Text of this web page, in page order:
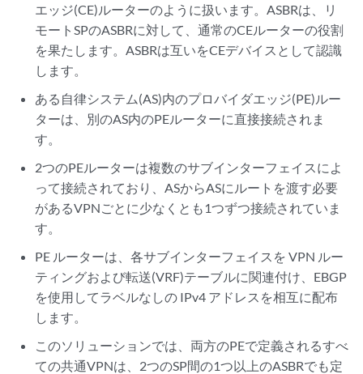
エッジ(CE)ルーターのように扱います。ASBRは、リ
モートSPのASBRに対して、通常のCEルーターの役割
を果たします。ASBRは互いをCEデバイスとして認識
します。
ある自律システム(AS)内のプロバイダエッジ(PE)ルー
ターは、別のAS内のPEルーターに直接接続されま
す。
2つのPEルーターは複数のサブインターフェイスによ
って接続されており、ASからASにルートを渡す必要
があるVPNごとに少なくとも1つずつ接続されていま
す。
PE ルーターは、各サブインターフェイスを VPN ルー
ティングおよび転送(VRF)テーブルに関連付け、EBGP
を使用してラベルなしの IPv4 アドレスを相互に配布
します。
このソリューションでは、両方のPEで定義されるすべ
ての共通VPNは、2つのSP間の1つ以上のASBRでも定